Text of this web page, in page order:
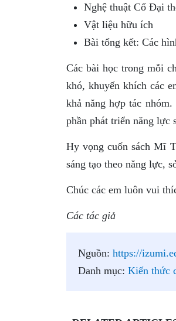
Nghệ thuật Cổ Đại
Vật liệu hữu ích
Bài tổng kết: Các
Các bài học trong mỗi
khó, khuyến khích các
khả năng hợp tác
phần phát triển năng lực
Hy vọng cuốn sách Mĩ
sáng tạo theo năng lực,
Chúc các em luôn vui
Các tác giả
Nguồn: https://
Danh mục: Kiến thức